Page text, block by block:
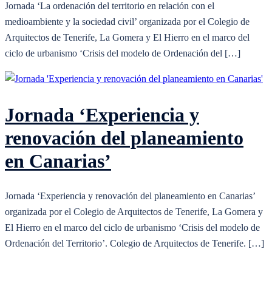
Jornada ‘La ordenación del territorio en relación con el
medioambiente y la sociedad civil’ organizada por el Colegio de
Arquitectos de Tenerife, La Gomera y El Hierro en el marco del
ciclo de urbanismo ‘Crisis del modelo de Ordenación del […]
Jornada ‘Experiencia y
renovación del planeamiento
en Canarias’
Jornada ‘Experiencia y renovación del planeamiento en Canarias’
organizada por el Colegio de Arquitectos de Tenerife, La Gomera y
El Hierro en el marco del ciclo de urbanismo ‘Crisis del modelo de
Ordenación del Territorio’. Colegio de Arquitectos de Tenerife. […]